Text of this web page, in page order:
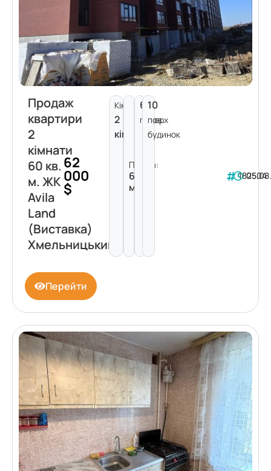
Продаж
квартири
2
кімнати
60 кв.
м. ЖК
Avila
Land
(Виставка)
Хмельницький
62
000
$
Кімнат:
2
кімнати
Площа:
60
м²
6
поверх
10
пов.
будинок
182504
Перейти